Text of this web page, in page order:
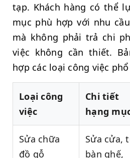
tạp. Khách hàng có thể
mục phù hợp với nhu
mà không phải trả chi
việc không cần thiết.
hợp các loại công việc
Loại công
việc
Chi tiết
hạng
Sửa chữa
đồ gỗ
Sửa cửa,
bàn ghế,